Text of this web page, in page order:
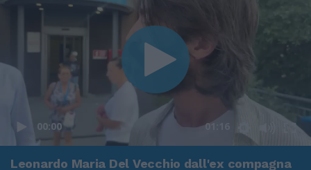
00:00 01:16
Leonardo Maria Del Vecchio dall'ex compagna